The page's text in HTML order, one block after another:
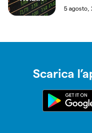
5 agosto,
Scarica